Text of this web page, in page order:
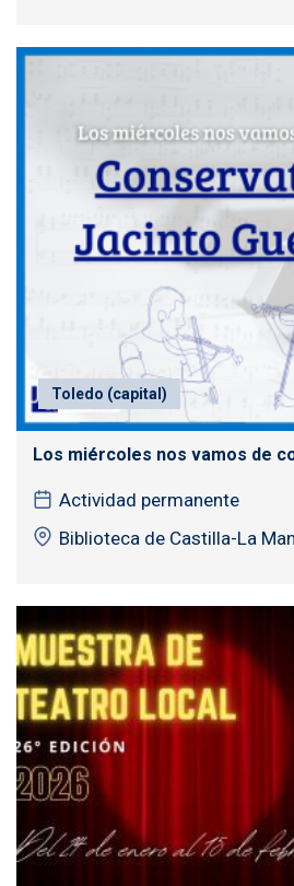
Toledo (capital)
Los miércoles nos vamos de
Actividad permanente
Biblioteca de Castilla-La